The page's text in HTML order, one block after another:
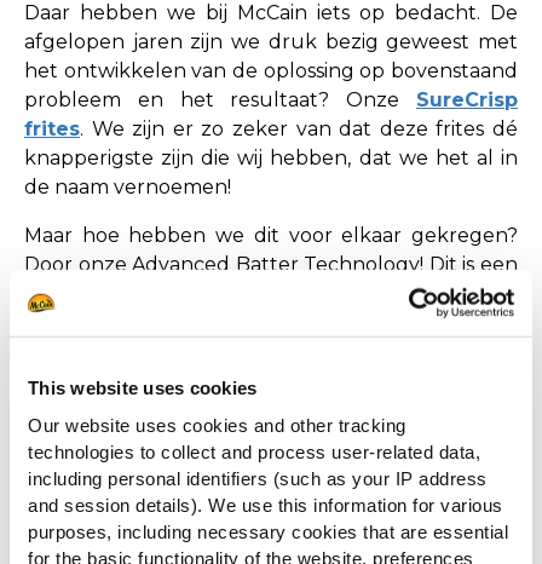
This website uses cookies
Our website uses cookies and other tracking
technologies to collect and process user-related data,
including personal identifiers (such as your IP address
and session details). We use this information for various
purposes, including necessary cookies that are essential
for the basic functionality of the website, preferences
Daar hebben we bij McCain iets op bedacht. De
afgelopen jaren zijn we druk bezig geweest met
het ontwikkelen van de oplossing op bovenstaand
probleem en het resultaat? Onze SureCrisp
frites. We zijn er zo zeker van dat deze frites dé
knapperigste zijn die wij hebben, dat we het al in
de naam vernoemen!
Maar hoe hebben we dit voor elkaar gekregen?
Door onze Advanced Batter Technology! Dit is een
onzichtbare coating over onze frites die ervoor
zorgt dat de frites langdurig knapperig blijven. Dit
ervoor dat jouw frites tot wel 20 minuten extra
weet je zeker dat jouw gasten alleen het
allerbeste krijgen en kun jij zorgeloos bezorgen.
Maar die 20 minuten winst, wat levert dat nu
eigenlijk op? In de praktijk betekent het een